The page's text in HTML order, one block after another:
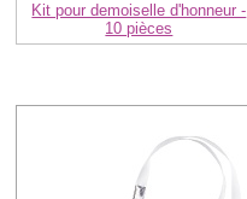
Kit pour demoiselle d'honneur -
10 pièces